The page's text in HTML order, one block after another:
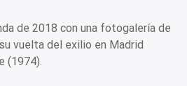
de 2018 con una fotogalería de
vuelta del exilio en Madrid
(1974).